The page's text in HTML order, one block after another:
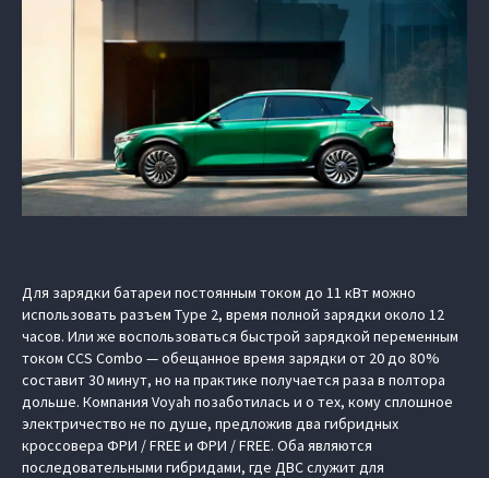
Для зарядки батареи постоянным током до 11 кВт можно
использовать разъем Type 2, время полной зарядки около 12
часов. Или же воспользоваться быстрой зарядкой переменным
током CCS Combo — обещанное время зарядки от 20 до 80 %
составит 30 минут, но на практике получается раза в полтора
дольше. Компания Voyah позаботилась и о тех, кому сплошное
электричество не по душе, предложив два гибридных
кроссовера ФРИ / FREE и ФРИ / FREE. Оба являются
последовательными гибридами, где ДВС служит для